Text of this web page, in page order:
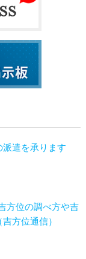
遣を承ります
方位の調べ方や吉
方位通信）